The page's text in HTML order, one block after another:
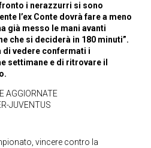
i nerazzurri si sono
l’ex Conte dovrà fare a meno
già messo le mani avanti
che si deciderà in 180 minuti”.
di vedere confermati i
settimane e di ritrovare il
AGGIORNATE
JUVENTUS
vincere contro la